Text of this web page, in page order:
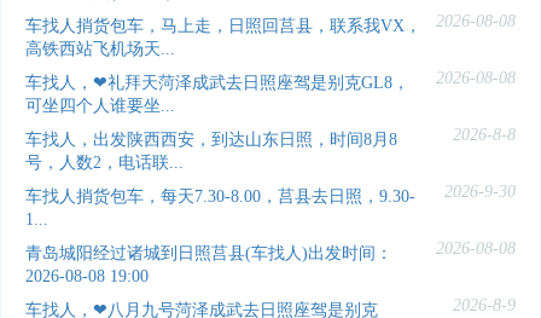
车找人捎货包车，马上走，日照回莒县，联系我VX，
高铁西站飞机场天...
2026-08-08
车找人，❤礼拜天菏泽成武去日照座驾是别克GL8，
可坐四个人谁要坐...
2026-08-08
车找人，出发陕西西安，到达山东日照，时间8月8
号，人数2，电话联...
2026-8-8
车找人捎货包车，每天7.30-8.00，莒县去日照，9.30-
1...
2026-9-30
青岛城阳经过诸城到日照莒县(车找人)出发时间：
2026-08-08 19:00
2026-08-08
车找人，❤八月九号菏泽成武去日照座驾是别克
2026-8-9